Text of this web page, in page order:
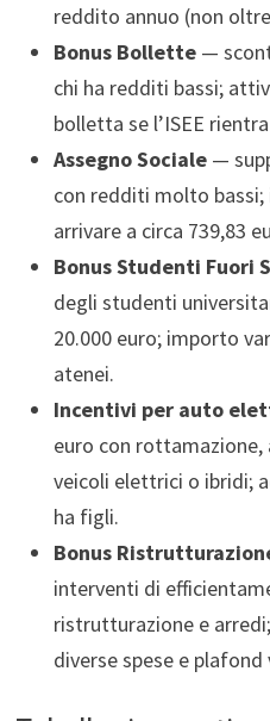
reddito annuo (non
Bonus Bollette—
chi ha redditi bassi;
bolletta se l’ISEE
Assegno Sociale—
con redditi molto
arrivare a circa 739,83
Bonus Studenti Fuori
degli studenti
20.000 euro; importo
atenei.
Incentivi per auto
euro con rottamazione,
veicoli elettrici o ibridi;
ha figli.
Bonus
interventi di
ristrutturazione e
diverse spese e plafond